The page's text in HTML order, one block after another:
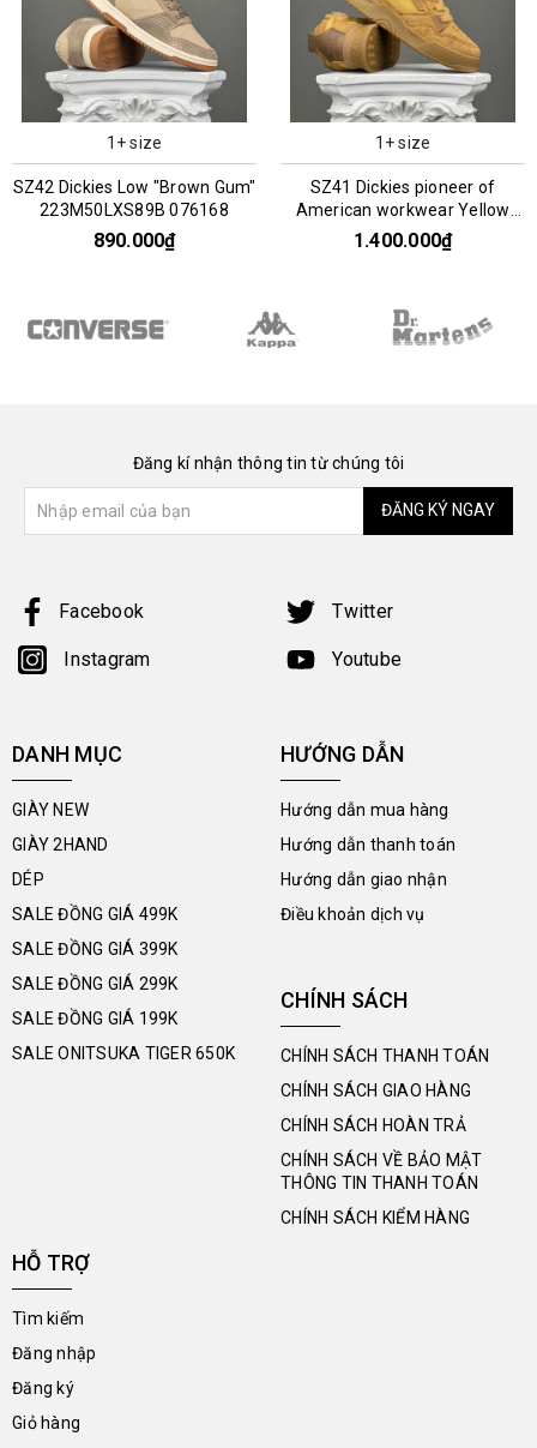
1+ size
SZ42 Dickies Low "Brown Gum"
223M50LXS89B 076168
890.000₫
1+ size
SZ41 Dickies pioneer of
American workwear Yellow
Brown 243M50LXS17C 076207
1.400.000₫
Đăng kí nhận thông tin từ chúng tôi
ĐĂNG KÝ NGAY
Facebook Twitter
Instagram Youtube
DANH MỤC
GIÀY NEW
GIÀY 2HAND
DÉP
SALE ĐỒNG GIÁ 499K
SALE ĐỒNG GIÁ 399K
SALE ĐỒNG GIÁ 299K
SALE ĐỒNG GIÁ 199K
SALE ONITSUKA TIGER 650K
HƯỚNG DẪN
Hướng dẫn mua hàng
Hướng dẫn thanh toán
Hướng dẫn giao nhận
Điều khoản dịch vụ
CHÍNH SÁCH
CHÍNH SÁCH THANH TOÁN
CHÍNH SÁCH GIAO HÀNG
CHÍNH SÁCH HOÀN TRẢ
CHÍNH SÁCH VỀ BẢO MẬT
THÔNG TIN THANH TOÁN
CHÍNH SÁCH KIỂM HÀNG
HỖ TRỢ
Tìm kiếm
Đăng nhập
Đăng ký
Giỏ hàng